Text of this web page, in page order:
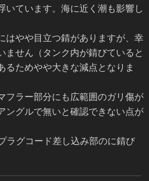
いています。海に近く潮も影響し
はやや目立つ錆がありますが、幸
ません（タンク内が錆びていると
るためやや大きな減点となりま
フラー部分にも広範囲のガリ傷が
ングルで無いと確認できない点が